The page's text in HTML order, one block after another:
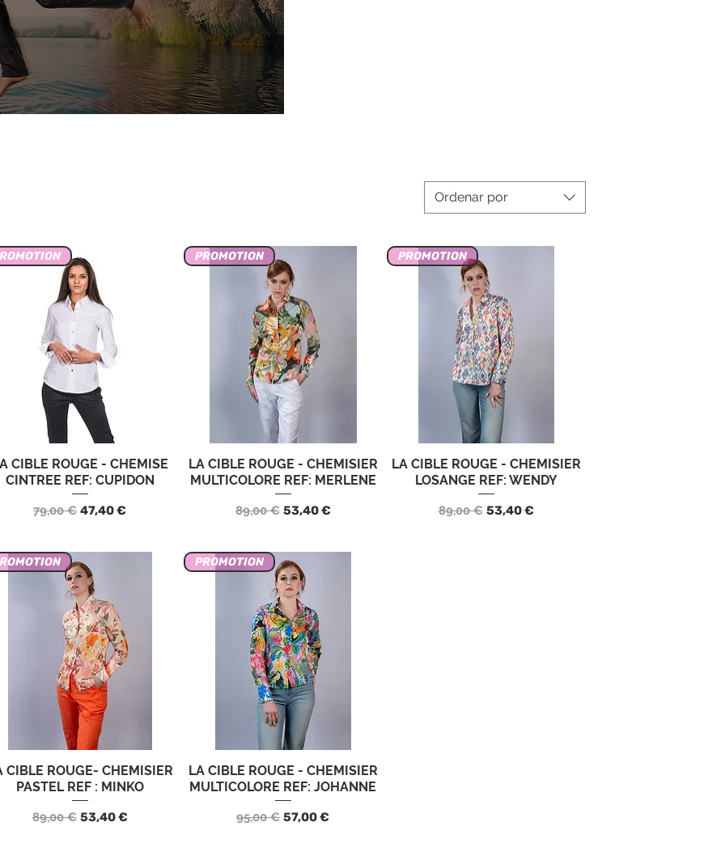
Ordenar por
Vista rápida
CIBLE ROUGE - CHEMISE
CINTREE REF: CUPIDON
Precio
79,00 € Precio de oferta
47,40 €
Vista rápida
PROMOTION
LA CIBLE ROUGE - CHEMISIER
MULTICOLORE REF: MERLENE
Precio
89,00 € Precio de oferta
53,40 €
Vista rápida
PROMOTION
LA CIBLE ROUGE - CHEMISIER
LOSANGE REF: WENDY
Precio
89,00 € Precio de oferta
53,40 €
Vista rápida
CIBLE ROUGE- CHEMISIER
PASTEL REF : MINKO
Precio
89,00 € Precio de oferta
53,40 €
Vista rápida
PROMOTION
LA CIBLE ROUGE - CHEMISIER
MULTICOLORE REF: JOHANNE
Precio
95,00 € Precio de oferta
57,00 €